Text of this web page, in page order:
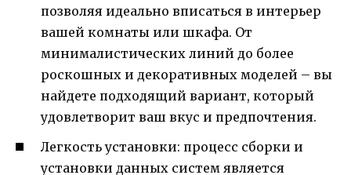
позволяя идеально вписаться в интерьер
вашей комнаты или шкафа. От
минималистических линий до более
роскошных и декоративных моделей – вы
найдете подходящий вариант, который
удовлетворит ваш вкус и предпочтения.
Легкость установки: процесс сборки и
установки данных систем является